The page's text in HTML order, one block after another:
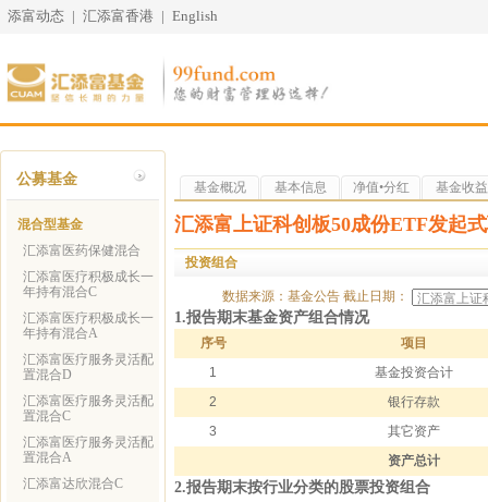
添富动态 | 汇添富香港 | English
公募基金
混合型基金
汇添富医药保健混合
汇添富医疗积极成长一
年持有混合C
汇添富医疗积极成长一
年持有混合A
汇添富医疗服务灵活配
置混合D
汇添富医疗服务灵活配
置混合C
汇添富医疗服务灵活配
置混合A
汇添富达欣混合C
基金概况 基本信息 净值•分红 基金收益
汇添富上证科创板50成份ETF发起
投资组合
数据来源：基金公告 截止日期：
1.报告期末基金资产组合情况
序号 项目
1 基金投资合计
2 银行存款
3 其它资产
资产总计
2.报告期末按行业分类的股票投资组合